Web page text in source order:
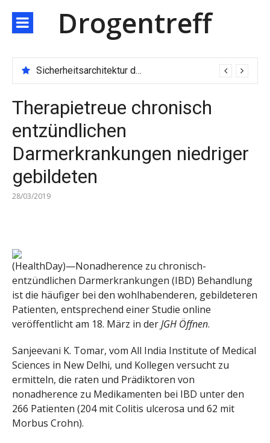
zum
Inhalt
Drogentreff
Sicherheitsarchitektur der nächsten Generation: JARXE kombiniert Multi-Wallet und MPC als Schutzschild für digitales Vertrauen
Therapietreue chronisch
entzündlichen
Darmerkrankungen niedriger
gebildeten
28/03/2019
(HealthDay)—Nonadherence zu chronisch-
entzündlichen Darmerkrankungen (IBD) Behandlung
ist die häufiger bei den wohlhabenderen, gebildeteren
Patienten, entsprechend einer Studie online
veröffentlicht am 18. März in derJGH Öffnen.
Sanjeevani K. Tomar, vom All India Institute of Medical
Sciences in New Delhi, und Kollegen versucht zu
ermitteln, die raten und Prädiktoren von
nonadherence zu Medikamenten bei IBD unter den
266 Patienten (204 mit Colitis ulcerosa und 62 mit
Morbus Crohn).